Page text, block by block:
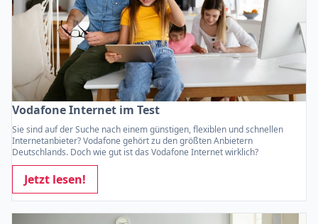
Vodafone Internet im Test
Sie sind auf der Suche nach einem günstigen, flexiblen und schnellen
Internetanbieter? Vodafone gehört zu den größten Anbietern
Deutschlands. Doch wie gut ist das Vodafone Internet wirklich?
Jetzt lesen!